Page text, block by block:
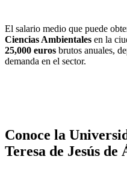
El salario medio que puede
Ciencias Ambientales en la
25,000 euros brutos anuales,
demanda en el sector.
Conoce la
Teresa de Jesús de